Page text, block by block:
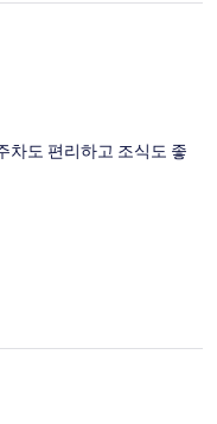
차도 편리하고 조식도 좋